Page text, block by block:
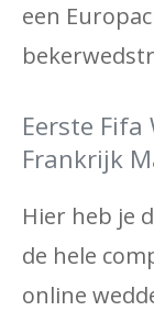
een
Eerste
Frankrijk
Hier heb je
de hele
online